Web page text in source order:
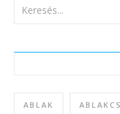
ABLAK